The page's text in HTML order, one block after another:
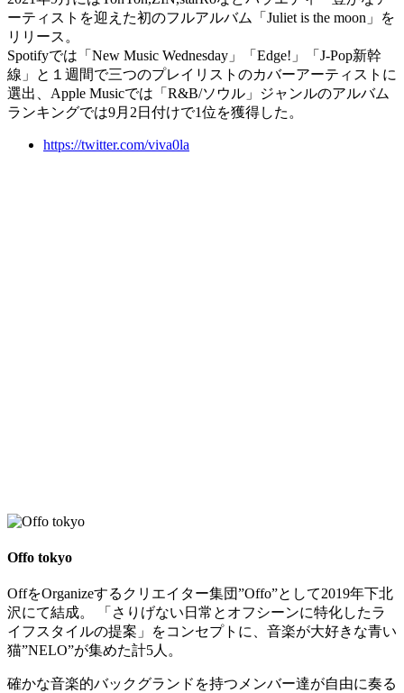
ーティストを迎えた初のフルアルバム「Juliet is the moon」を
リリース。
Spotifyでは「New Music Wednesday」「Edge!」「J-Pop新幹
線」と１週間で三つのプレイリストのカバーアーティストに
選出、Apple Musicでは「R&B/ソウル」ジャンルのアルバム
ランキングでは9月2日付けで1位を獲得した。
https://twitter.com/viva0la
Offo tokyo
OffをOrganizeするクリエイター集団”Offo”として2019年下北
沢にて結成。 「さりげない日常とオフシーンに特化したラ
イフスタイルの提案」をコンセプトに、音楽が大好きな青い
猫”NELO”が集めた計5人。
確かな音楽的バックグランドを持つメンバー達が自由に奏る